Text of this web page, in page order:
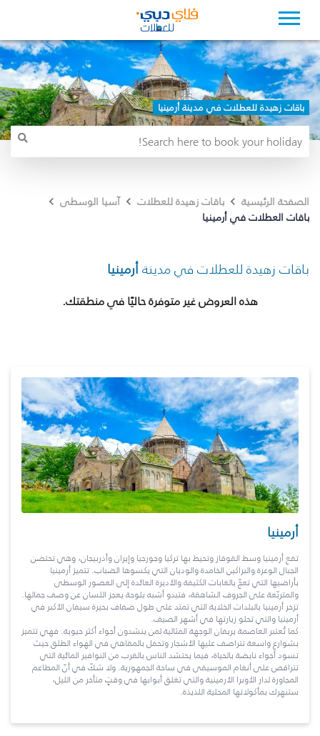
باقات زهيدة للعطلات في مدينة أرمينيا
الصفحة الرئيسية باقات زهيدة للعطلات
آسيا الوسطى
باقات العطلات في أرمينيا
باقات زهيدة للعطلات في مدينةأرمينيا
هذه العروض غير متوفرة حاليًا في منطقتك.
أرمينيا
تقع أرمينيا وسط القوقاز وتحيط بها تركيا وجورجيا وإيران وأذربيجان، وهي تحتضن
الجبال الوعرة والبراكين الخامدة والوديان التي يكسوها الضباب. تتميز أرمينيا
بأراضيها التي تعجّ بالغابات الكثيفة والأديرة العائدة إلى العصور الوسطى
والمتربّعة على الجروف الشاهقة، فتبدو أشبه بلوحة يعجز اللسان عن وصف جمالها.
تزخر أرمينيا بالبلدات الخلابة التي تمتد على طول ضفاف بحيرة سيفان الأكبر في
أرمينيا والتي تحلو زيارتها في أشهر الصيف.
كما تُعتبر العاصمة يريفان الوجهة المثالية لمن ينشدون أجواء أكثر حيوية. فهي تتميز
بشوارع واسعة تتراصف عليها الأشجار وتحفل بالمقاهي في الهواء الطلق حيث
تسود أجواء نابضة بالحياة، فيما يحتشد الناس بالقرب من النوافير المائية التي
تتراقص على أنغام الموسيقى في ساحة الجمهورية. ولا شكّ في أنّ المطاعم
المجاورة لدار الأوبرا الأرمينية والتي تغلق أبوابها في وقتٍ متأخر من الليل،
ستبهرك بمأكولاتها المحلية اللذيذة.